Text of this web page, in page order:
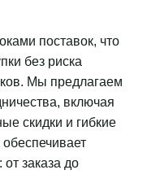
поставок, что
без риска
Мы предлагаем
включая
скидки и гибкие
заказа до